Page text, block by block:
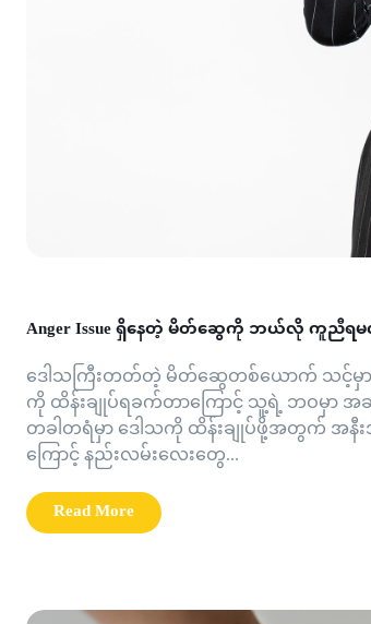
Anger Issue ရှိနေတဲ့ မိတ်ဆွေကို ဘယ်လို ကူညီရ
ဒေါသကြီးတတ်တဲ့ မိတ်ဆွေတစ်ယောက် သင့်မှာ
ကို ထိန်းချုပ်ရခက်တာကြောင့် သူ့ရဲ့ ဘဝမှာ
တခါတရံမှာ ဒေါသကို ထိန်းချုပ်ဖို့အတွက် အ
ကြောင့် နည်းလမ်းလေးတွေ...
Read More